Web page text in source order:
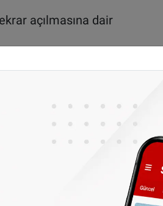
açılmasına dair
Almanya, bu yaz bu oranı
etse de Almanya ihtiyacını
nükleer santralleri
kömür santrallerini tekrar
“iddialı” tasarruf